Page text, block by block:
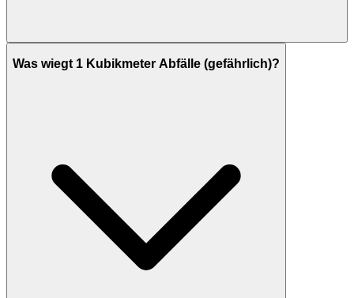
Was wiegt 1 Kubikmeter Abfälle (gefährlich)?